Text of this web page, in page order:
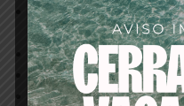
Para cabellos
deshidratados.
Limpia suavemente.
Reconstruye, repara
Proteccion termica.